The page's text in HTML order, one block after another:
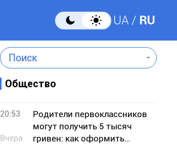
UA RU
Поиск
Общество
20:53
Вчера
Родители первоклассников
могут получить 5 тысяч
гривен: как оформить